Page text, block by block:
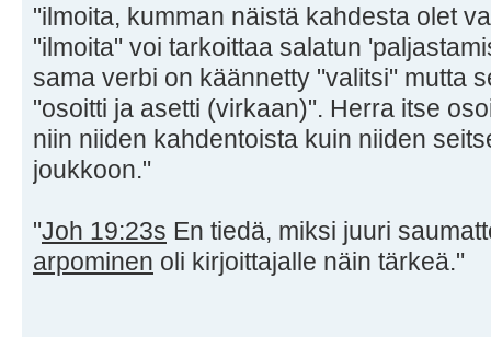
"ilmoita, kumman näistä kahdesta olet
"ilmoita" voi tarkoittaa salatun
sama verbi on käännetty "valitsi" mutta
"osoitti ja asetti (virkaan)". Herra itse
niin niiden kahdentoista kuin niiden
joukkoon."
"Joh 19:23s En tiedä, miksi juuri
arpominen oli kirjoittajalle näin tärkeä."